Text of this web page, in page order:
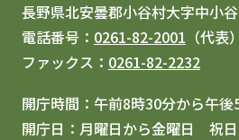
長野県北安曇郡小谷村大字中小
電話番号： 0261-82-2001 （代表）
ファックス： 0261-82-2232
開庁時間：午前8時30分から午後
開庁日：月曜日から金曜日 祝